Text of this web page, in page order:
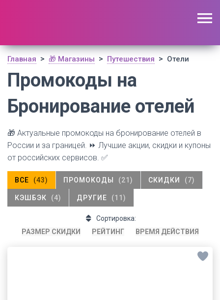
Главная > 🎁 Магазины > Путешествия > Отели
Промокоды на
Бронирование отелей
🎁 Актуальные промокоды на бронирование отелей в
России и за границей. ⏩ Лучшие акции, скидки и купоны
от российских сервисов. ✅
ВСЕ (43) ПРОМОКОДЫ (21) СКИДКИ (7)
КЭШБЭК (4) ДРУГИЕ (11)
Сортировка:
РАЗМЕР СКИДКИ
РЕЙТИНГ ВРЕМЯ ДЕЙСТВИЯ